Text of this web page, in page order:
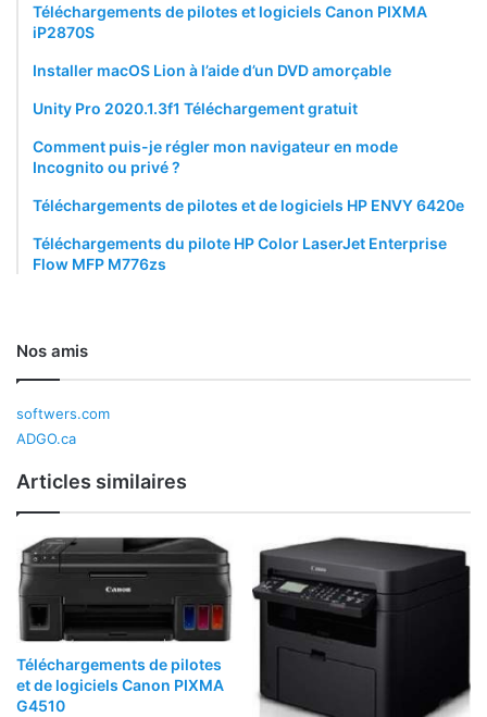
Téléchargements de pilotes et logiciels Canon PIXMA
iP2870S
Installer macOS Lion à l’aide d’un DVD amorçable
Unity Pro 2020.1.3f1 Téléchargement gratuit
Comment puis-je régler mon navigateur en mode
Incognito ou privé ?
Téléchargements de pilotes et de logiciels HP ENVY 6420e
Téléchargements du pilote HP Color LaserJet Enterprise
Flow MFP M776zs
Nos amis
softwers.com
ADGO.ca
Articles similaires
Téléchargements de pilotes
et de logiciels Canon PIXMA
G4510